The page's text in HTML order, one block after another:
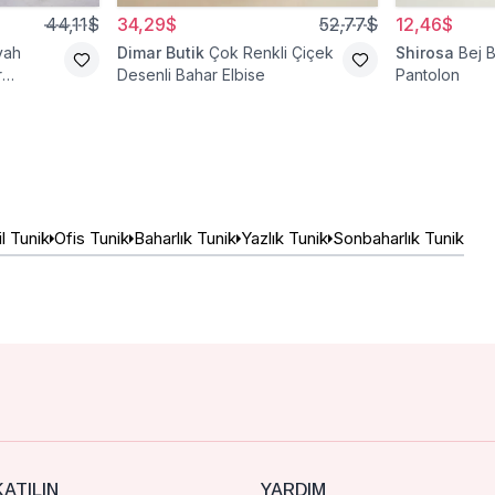
44,11$ 34,29$ 52,77$
Dimar Butik Çok Renkli Çiçek
Desenli Bahar Elbise
12,46$
Shirosa Bej
Pantolon
Tunik Ofis Tunik Baharlık Tunik Yazlık Tunik Sonbaharlık Tunik
YARDIM